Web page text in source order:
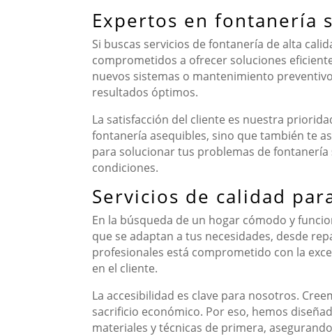
Expertos en fontanería
Si buscas servicios de fontanería de alta
comprometidos a ofrecer soluciones
nuevos sistemas o mantenimiento
resultados óptimos.
La satisfacción del cliente es nuestra
fontanería asequibles, sino que también te
para solucionar tus problemas de
condiciones.
Servicios de calidad
En la búsqueda de un hogar cómodo y
que se adaptan a tus necesidades, desde
profesionales está comprometido con la
en el cliente.
La accesibilidad es clave para nosotros.
sacrificio económico. Por eso, hemos
materiales y técnicas de primera,